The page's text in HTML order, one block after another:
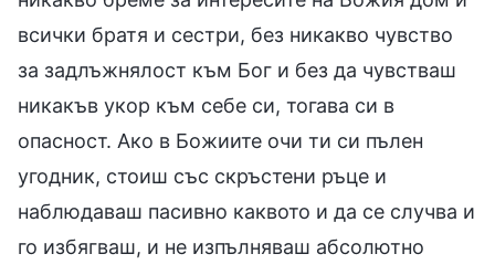
всички братя и сестри, без никакво чувство
за задлъжнялост към Бог и без да чувстваш
никакъв укор към себе си, тогава си в
опасност. Ако в Божиите очи ти си пълен
угодник, стоиш със скръстени ръце и
наблюдаваш пасивно каквото и да се случва и
го избягваш, и не изпълняваш абсолютно